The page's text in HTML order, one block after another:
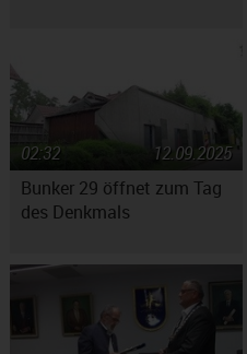
Bunker 29 öffnet zum Tag
des Denkmals
12.09.2025
02:32